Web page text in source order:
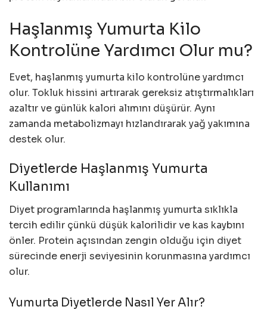
Haşlanmış Yumurta Kilo
Kontrolüne Yardımcı Olur mu?
Evet, haşlanmış yumurta kilo kontrolüne yardımcı
olur. Tokluk hissini artırarak gereksiz atıştırmalıkları
azaltır ve günlük kalori alımını düşürür. Aynı
zamanda metabolizmayı hızlandırarak yağ yakımına
destek olur.
Diyetlerde Haşlanmış Yumurta
Kullanımı
Diyet programlarında haşlanmış yumurta sıklıkla
tercih edilir çünkü düşük kalorilidir ve kas kaybını
önler. Protein açısından zengin olduğu için diyet
sürecinde enerji seviyesinin korunmasına yardımcı
olur.
Yumurta Diyetlerde Nasıl Yer Alır?